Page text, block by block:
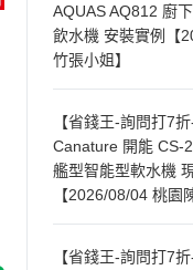
AQUAS AQ812 廚
飲水機 安裝實例【
竹張小姐】
【省錢王-詢問打7折
Canature 開能 CS-
艦型智能型軟水機
【2026/08/04 桃園
【省錢王-詢問打7折